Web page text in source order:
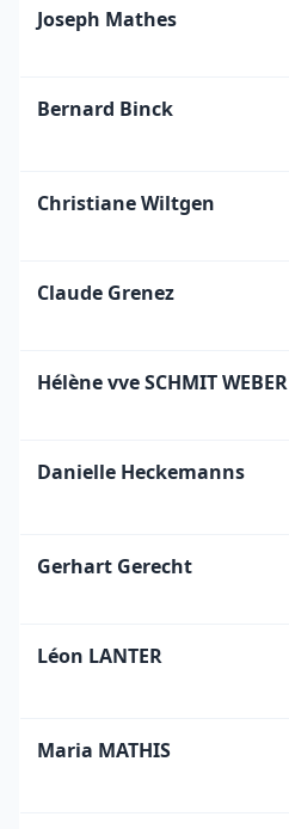
Joseph Mathes
Bernard Binck
Christiane Wiltgen
Claude Grenez
Hélène vve SCHMIT WEBER
Danielle Heckemanns
Gerhart Gerecht
Léon LANTER
Maria MATHIS